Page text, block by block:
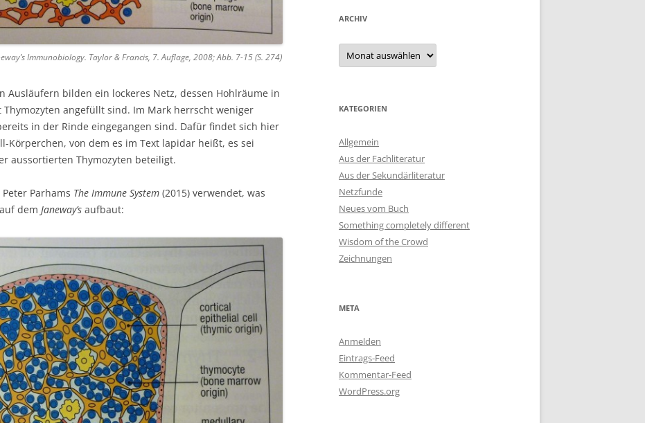
Immunobiology. Taylor & Francis, 7. Auflage, 2008; Abb. 7-15 (S. 274)
Ausläufern bilden ein lockeres Netz, dessen Hohlräume in
angefüllt sind. Im Mark herrscht weniger
in der Rinde eingegangen sind. Dafür findet sich hier
Körperchen, von dem es im Text lapidar heißt, es sei
aussortierten Thymozyten beteiligt.
Parhams The Immune System (2015) verwendet, was
dem Janeway’s aufbaut:
ARCHIV
Archiv
KATEGORIEN
Allgemein
Aus der Fachliteratur
Aus der Sekundärliteratur
Netzfunde
Neues vom Buch
Something completely different
Wisdom of the Crowd
Zeichnungen
META
Anmelden
Eintrags-Feed
Kommentar-Feed
WordPress.org